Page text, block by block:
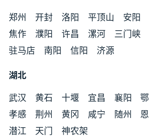
郑州
开封 洛阳 平顶山 安阳
焦作
濮阳 许昌 漯河 三门峡
驻马店
南阳 信阳
济源
湖北
武汉
黄石 十堰 宜昌 襄阳
孝感
荆州 黄冈 咸宁 随州
潜江
天门
神农架